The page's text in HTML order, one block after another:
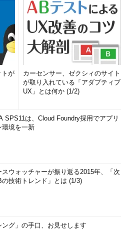
トが
カーセンサー、ゼクシィのサイト
が取り入れている「アダプティブ
UX」とは何か (1/2)
SPS11は、Cloud Foundry採用でアプリ
環境を一新
ウォッチャーが振り返る2015年、「次
の技術トレンド」とは (1/3)
ング」の手口、お見せします